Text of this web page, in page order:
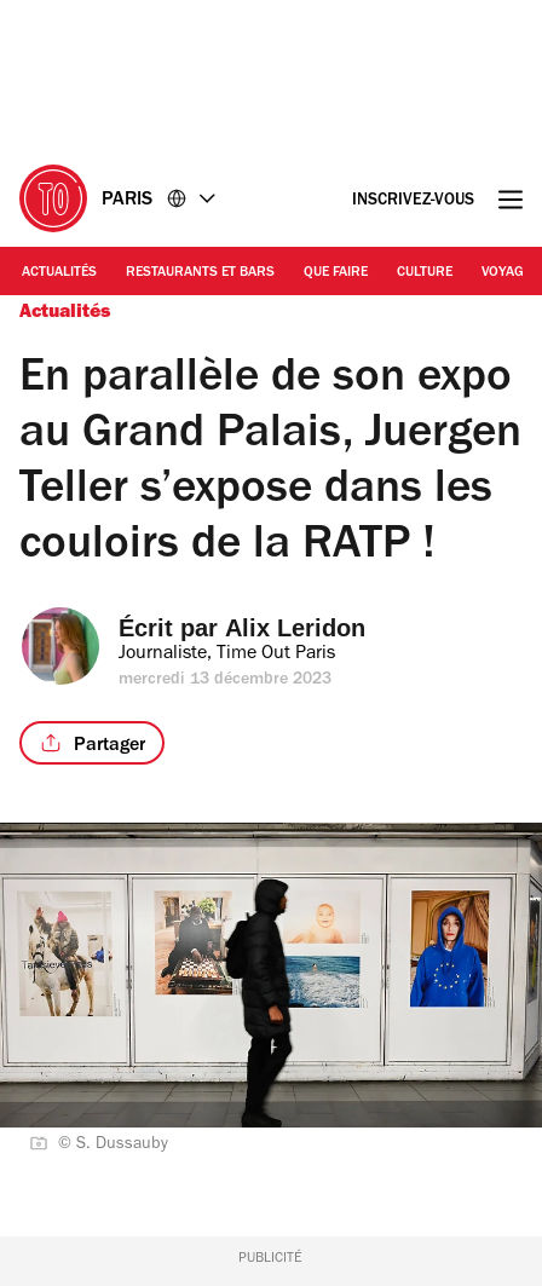
PARIS INSCRIVEZ-VOUS
ACTUALITÉS RESTAURANTS ET BARS QUE FAIRE CULTURE VOYAGE
Actualités
En parallèle de son expo
au Grand Palais, Juergen
Teller s’expose dans les
couloirs de la RATP !
Écrit par Alix Leridon
Journaliste, Time Out Paris
mercredi 13 décembre 2023
Partager
© S. Dussauby
PUBLICITÉ